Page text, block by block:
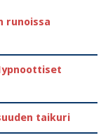
runoissa
taikuri